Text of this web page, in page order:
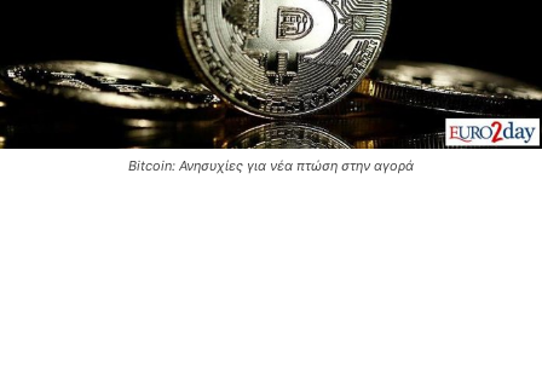
Bitcoin: Ανησυχίες για νέα πτώση στην αγορά